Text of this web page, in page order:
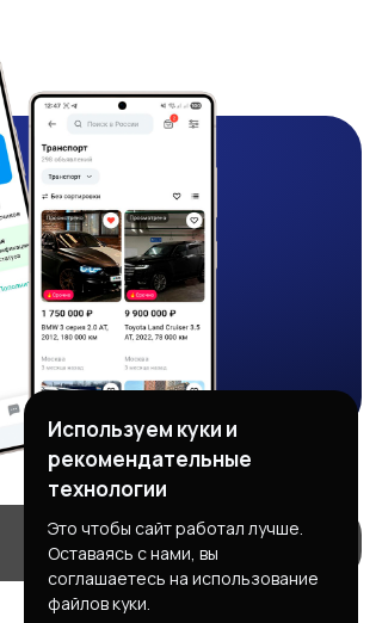
Используем куки и
рекомендательные
технологии
Это чтобы сайт работал лучше.
Оставаясь с нами, вы
соглашаетесь на использование
файлов куки.